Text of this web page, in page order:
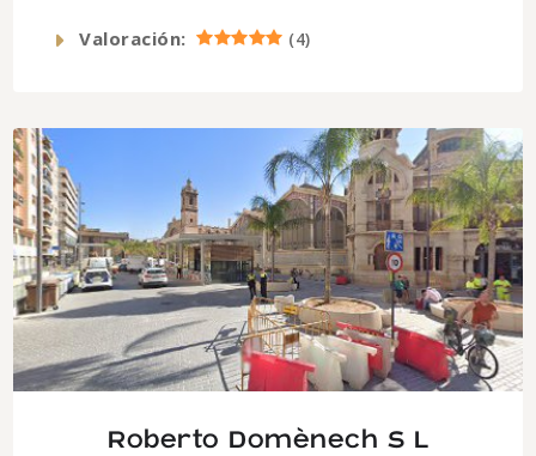
Valoración: (4)
Roberto Domènech S L